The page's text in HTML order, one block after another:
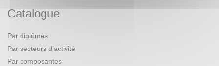
Catalogue
Par diplômes
Par secteurs d’activité
Par composantes